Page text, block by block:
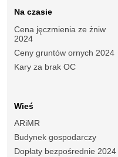
Na czasie
Cena jęczmienia ze żniw
2024
Ceny gruntów ornych 2024
Kary za brak OC
Wieś
ARiMR
Budynek gospodarczy
Dopłaty bezpośrednie 2024